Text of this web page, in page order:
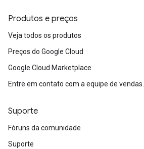
Produtos e preços
Veja todos os produtos
Preços do Google Cloud
Google Cloud Marketplace
Entre em contato com a equipe de vendas.
Suporte
Fóruns da comunidade
Suporte